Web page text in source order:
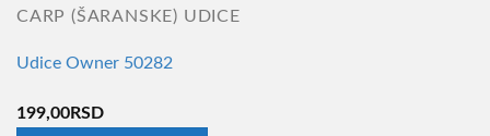
страници
CARP (ŠARANSKE) UDICE
Udice Owner 50282
199,00RSD